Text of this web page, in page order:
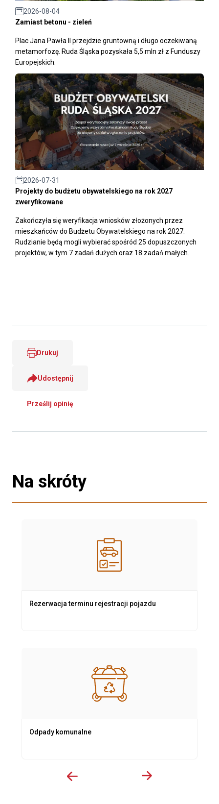
2026-08-04
Zamiast betonu - zieleń
Plac Jana Pawła II przejdzie gruntowną i długo oczekiwaną
metamorfozę. Ruda Śląska pozyskała 5,5 mln zł z Funduszy
Europejskich.
2026-07-31
Projekty do budżetu obywatelskiego na rok 2027
zweryfikowane
Zakończyła się weryfikacja wniosków złożonych przez
mieszkańców do Budżetu Obywatelskiego na rok 2027.
Rudzianie będą mogli wybierać spośród 25 dopuszczonych
projektów, w tym 7 zadań dużych oraz 18 zadań małych.
Drukuj
Udostępnij
Prześlij opinię
Na skróty
Rezerwacja terminu rejestracji pojazdu
Odpady komunalne